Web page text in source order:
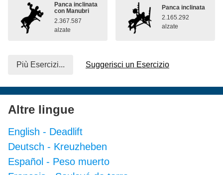
Panca inclinata
con Manubri
2.367.587
alzate
Panca inclinata
2.165.292
alzate
Più Esercizi... Suggerisci un Esercizio
Altre lingue
English - Deadlift
Deutsch - Kreuzheben
Español - Peso muerto